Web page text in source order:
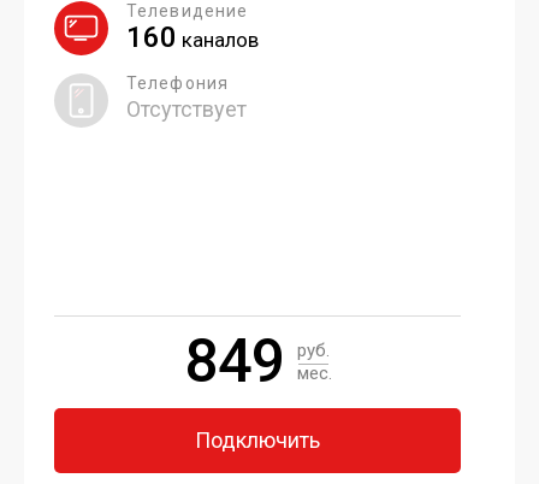
160 каналов
Телевидение
Отсутствует
Телефония
849
руб.
мес.
Подключить